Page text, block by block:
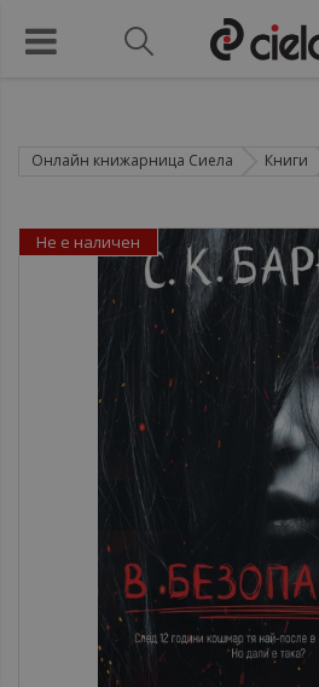
Онлайн книжарница Сиела Книги
Не е наличен